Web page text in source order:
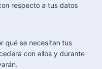
respecto a tus datos
qué se necesitan tus
con ellos y durante